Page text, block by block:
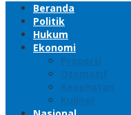
Beranda
Politik
Hukum
Ekonomi
Properti
Otomotif
Kesehatan
Kuliner